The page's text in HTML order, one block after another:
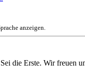
anzeigen.
die Erste. Wir freuen